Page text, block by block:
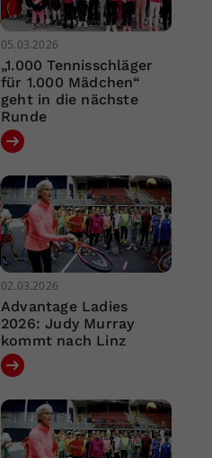
05.03.2026
„1.000 Tennisschläger
für 1.000 Mädchen“
geht in die nächste
Runde
02.03.2026
Advantage Ladies
2026: Judy Murray
kommt nach Linz